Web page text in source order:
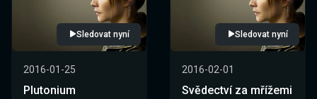
Sledovat nyní
2016-01-25
Plutonium
Sledovat nyní
2016-02-01
Svědectví za mřížemi